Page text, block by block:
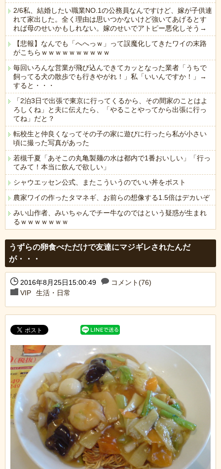
2/6私、結婚したい職業NO.1の公務員なんですけど、嫁が子供連
れて家出した。全く理由は思いつかないけど強いてあげるとす
れば母のせいかもしれない。嫁のせいでアトピー悪化しそう→
【悲報】なんでも「へへっｗ」って誤魔化してきたワイの末路
がこちらｗｗｗｗｗｗｗｗｗｗ
毎回いろんな営業が飛び込んできてカッとなった業者「うちで
飼ってる犬の散歩でも行きやがれ！」私「いいんですか！」→
すると・・・
「2泊3日で出張で東京に行ってくるから、その間家のことはよ
ろしくね」と夫に伝えたら、「やることやってから出張に行っ
てね」だと？
転校生と仲良くなってその子の家に遊びに行ったら私が小さい
頃に撮った写真があった
若槻千夏「あそこの丸亀製麺の水は都内で1番おいしい」「行っ
てみて！本当に飲んで欲しい」
シャウエッセン公式、またこういうのでいい丼をポスト
農家ワイの作ったタマネギ、お前らの想像する1.5倍はデカいぞ
みい山作者、みいちゃんでチー牛なのではという疑惑が生まれ
るｗｗｗｗｗｗｗ
うずらの卵食べただけで友達にマジギレされたんだ
が・・・
2016年8月25日15:00:49
コメント(76)
VIP
生活・日常